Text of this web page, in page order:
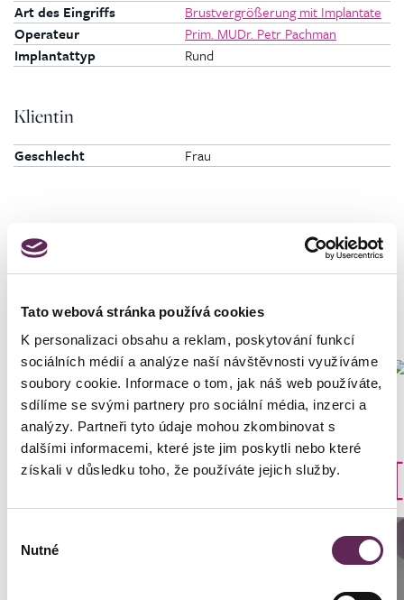
Tato webová stránka používá cookies
K personalizaci obsahu a reklam, poskytování funkcí
sociálních médií a analýze naší návštěvnosti využíváme
soubory cookie. Informace o tom, jak náš web používáte,
sdílíme se svými partnery pro sociální média, inzerci a
analýzy. Partneři tyto údaje mohou zkombinovat s
dalšími informacemi, které jste jim poskytli nebo které
získali v důsledku toho, že používáte jejich služby.
souhlasu
Nutné
Art des Eingriffs
Brustvergrößerung mit Implantate
Operateur
Prim. MUDr. Petr Pachman
Implantattyp
Rund
Klientin
Geschlecht Frau
Der behandelnde Arzt
Prim. MUDr. Petr Pachman
Art der Implantate